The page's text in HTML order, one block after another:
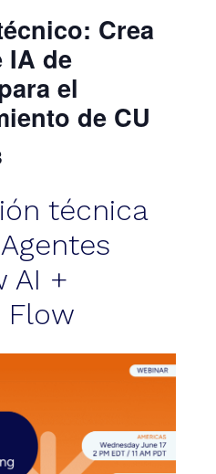
Crea
IA de
el
de CU
técnica
AI +
Flow